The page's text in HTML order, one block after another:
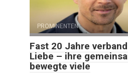
PROMINENTEN
Fast 20 Jahre
Liebe – ihre
bewegte viele